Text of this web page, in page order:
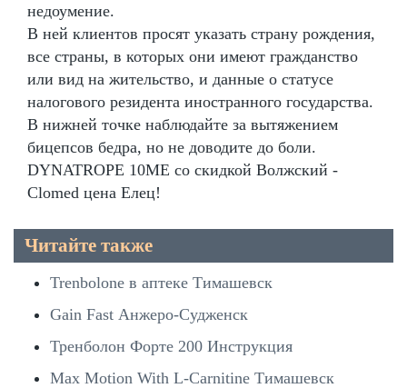
недоумение.
В ней клиентов просят указать страну рождения,
все страны, в которых они имеют гражданство
или вид на жительство, и данные о статусе
налогового резидента иностранного государства.
В нижней точке наблюдайте за вытяжением
бицепсов бедра, но не доводите до боли.
DYNATROPE 10ME со скидкой Волжский -
Clomed цена Елец!
Читайте также
Trenbolone в аптеке Тимашевск
Gain Fast Анжеро-Судженск
Тренболон Форте 200 Инструкция
Max Motion With L-Carnitine Тимашевск